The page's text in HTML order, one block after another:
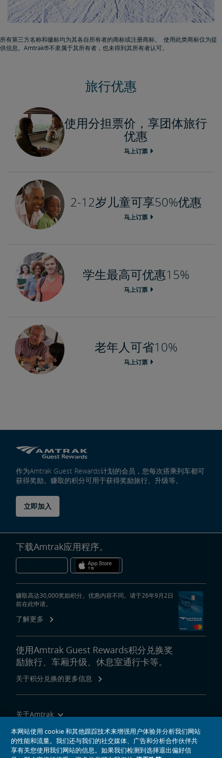
所有第三方名称和徽标均为其各自所有者的商标或注册商标。 使用此类商标仅为提
供信息。Amtrak®不隶属于其所有者，也未得到其所有者认可。
旅行优惠
使用分担票价，享团体旅行
优惠
马上订票
2-12岁儿童可享50%优惠
马上订票
学生最高可优惠15%
马上订票
老年人可省10%
马上订票
作为Amtrak Guest Rewards计划的会员，您每次搭乘列车都可
获得奖励。赚取的积分可用于获得奖励旅行、升级等。
立即加入
下载Amtrak应用程序。
赚取高达30,000奖励积分。优惠内容不同。请于26年9月2日
前在此申请。
了解更多
使用Amtrak Guest Rewards积分兑换奖
励旅行、车厢升级、休息室通行卡等。
关于积分兑换的更多信息
关于Amtrak
乘坐Amtrak列车旅行
网站工具
本网站使用 cookie 和其他跟踪技术来增强用户体验并分析我们网站
的性能和流量。我们还与我们的社交媒体、广告和分析合作伙伴共
享有关您使用我们网站的信息。如果我们检测到选择退出偏好信